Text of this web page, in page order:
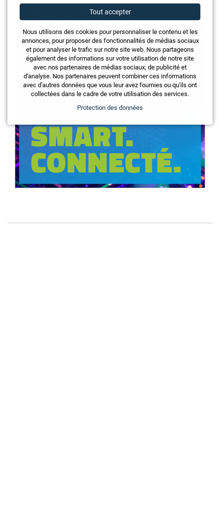
Tout accepter
Nous utilisons des cookies pour personnaliser le contenu et les
annonces, pour proposer des fonctionnalités de médias sociaux
et pour analyser le trafic sur notre site web. Nous partageons
également des informations sur votre utilisation de notre site
avec nos partenaires de médias sociaux, de publicité et
d'analyse. Nos partenaires peuvent combiner ces informations
avec d'autres données que vous leur avez fournies ou qu'ils ont
collectées dans le cadre de votre utilisation des services.
Protection des données